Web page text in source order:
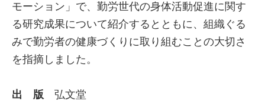
モーション」で、勤労世代の身体活動促進に関す
る研究成果について紹介するとともに、組織ぐる
みで勤労者の健康づくりに取り組むことの大切さ
を指摘しました。
出 版 弘文堂